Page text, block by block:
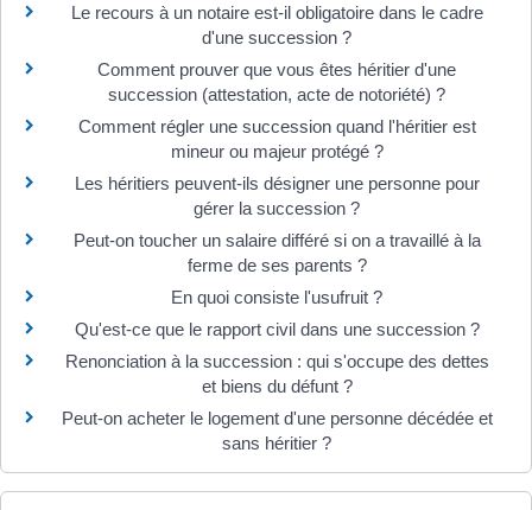
Le recours à un notaire est-il obligatoire dans le cadre
d'une succession ?
Comment prouver que vous êtes héritier d'une
succession (attestation, acte de notoriété) ?
Comment régler une succession quand l'héritier est
mineur ou majeur protégé ?
Les héritiers peuvent-ils désigner une personne pour
gérer la succession ?
Peut-on toucher un salaire différé si on a travaillé à la
ferme de ses parents ?
En quoi consiste l'usufruit ?
Qu'est-ce que le rapport civil dans une succession ?
Renonciation à la succession : qui s'occupe des dettes
et biens du défunt ?
Peut-on acheter le logement d'une personne décédée et
sans héritier ?